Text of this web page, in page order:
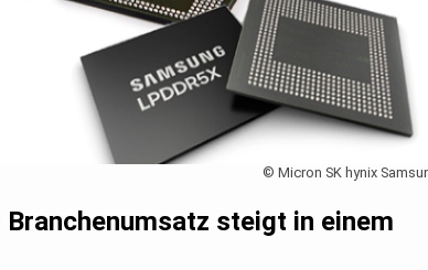
© Micron SK hynix
steigt in einem